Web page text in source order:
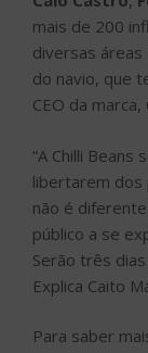
mais de 200
diversas
do navio, que
CEO da marca,
“A Chilli
libertarem dos
não é
público a se
Serão três
Explica Caito
Para saber